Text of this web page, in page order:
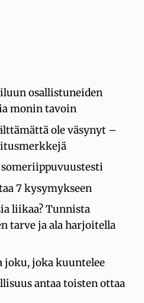
osallistuneiden
monin tavoin
ole väsynyt –
someriippuvuustesti
7 kysymykseen
liikaa? Tunnista
tarve ja ala harjoitella
joku, joka kuuntelee
antaa toisten ottaa